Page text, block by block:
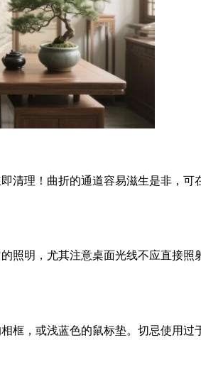
理！曲折的通道容易滋生是非，可
照明，尤其注意桌面光线不应直接照
框，或浅蓝色的鼠标垫。切忌使用